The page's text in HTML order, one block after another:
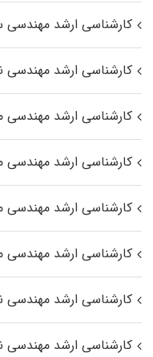
کارشناسی ارشد مهندسی
کارشناسی ارشد
کارشناسی ارشد مهندسی
کارشناسی ارشد مهندسی
کارشناسی ارشد
کارشناسی ارشد مهندسی
کارشناسی ارشد مهندسی
کارشناسی ارشد مهندسی